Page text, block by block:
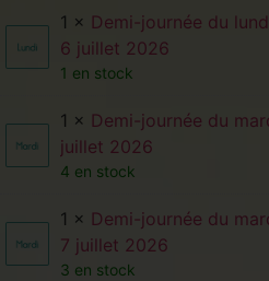
1 × Demi-journée du
6 juillet 2026
1 en stock
1 × Demi-journée du
juillet 2026
4 en stock
1 × Demi-journée du
7 juillet 2026
3 en stock